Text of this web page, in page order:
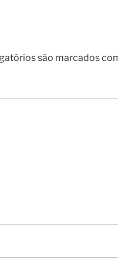
são marcados